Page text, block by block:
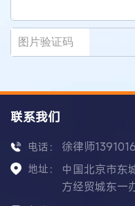
联系我们
电话： 徐律师
地址：
中国北京市东
方经贸城东一